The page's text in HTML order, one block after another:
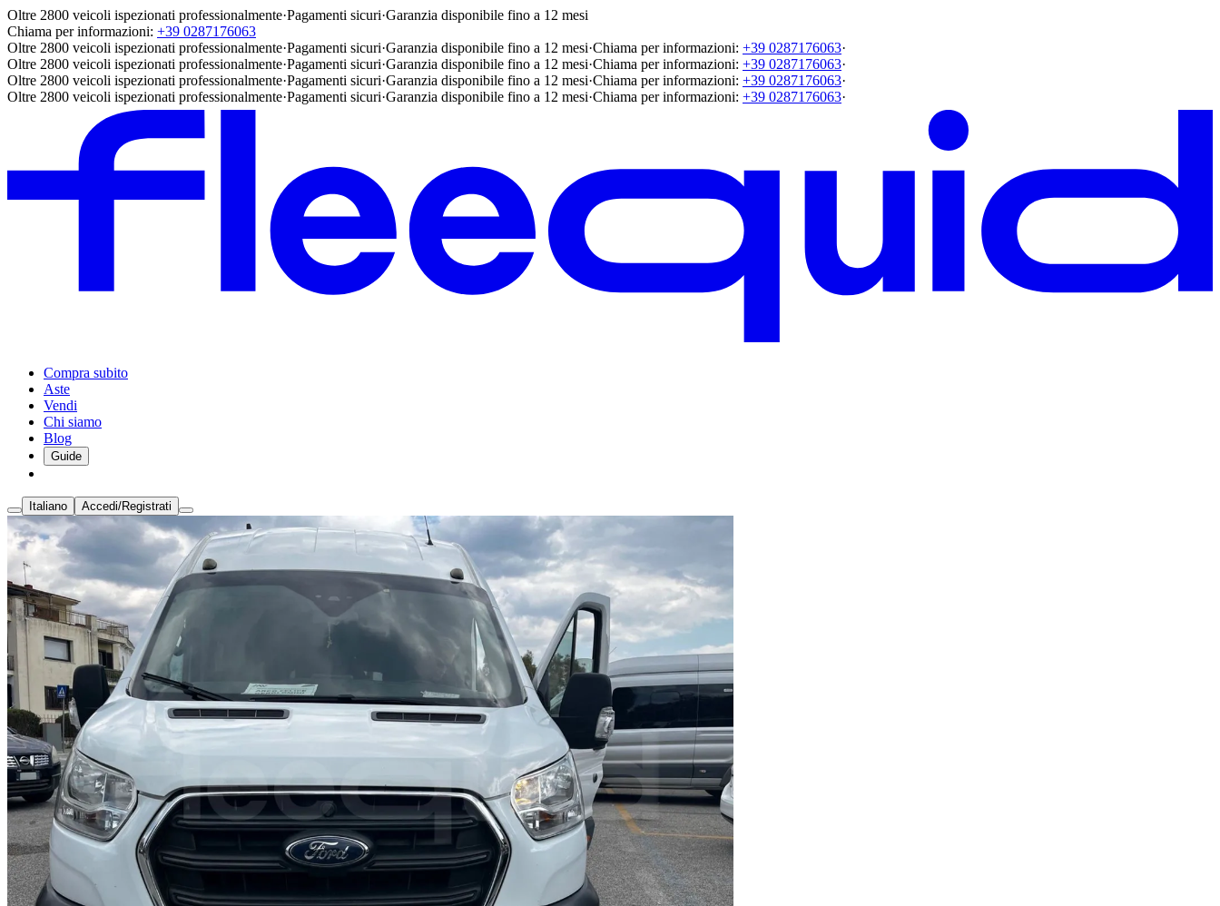
Oltre 2800 veicoli ispezionati professionalmente·Pagamenti sicuri·Garanzia disponibile fino a 12 mesi
Chiama per informazioni: +39 0287176063
Oltre 2800 veicoli ispezionati professionalmente·Pagamenti sicuri·Garanzia disponibile fino a 12 mesi·Chiama per informazioni: +39 0287176063·
Oltre 2800 veicoli ispezionati professionalmente·Pagamenti sicuri·Garanzia disponibile fino a 12 mesi·Chiama per informazioni: +39 0287176063·
Oltre 2800 veicoli ispezionati professionalmente·Pagamenti sicuri·Garanzia disponibile fino a 12 mesi·Chiama per informazioni: +39 0287176063·
Oltre 2800 veicoli ispezionati professionalmente·Pagamenti sicuri·Garanzia disponibile fino a 12 mesi·Chiama per informazioni: +39 0287176063·
Compra subito
Aste
Vendi
Chi siamo
Blog
Guide
Italiano Accedi/Registrati